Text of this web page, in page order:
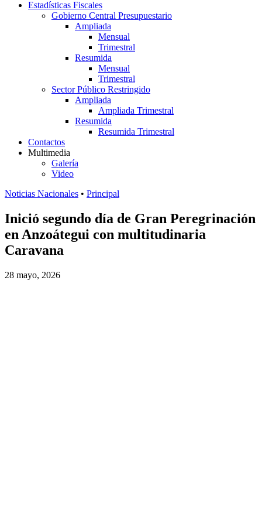
Estadísticas Fiscales
Gobierno Central Presupuestario
Ampliada
Mensual
Trimestral
Resumida
Mensual
Trimestral
Sector Público Restringido
Ampliada
Ampliada Trimestral
Resumida
Resumida Trimestral
Contactos
Multimedia
Galería
Video
Noticias Nacionales • Principal
Inició segundo día de Gran Peregrinación
en Anzoátegui con multitudinaria
Caravana
28 mayo, 2026